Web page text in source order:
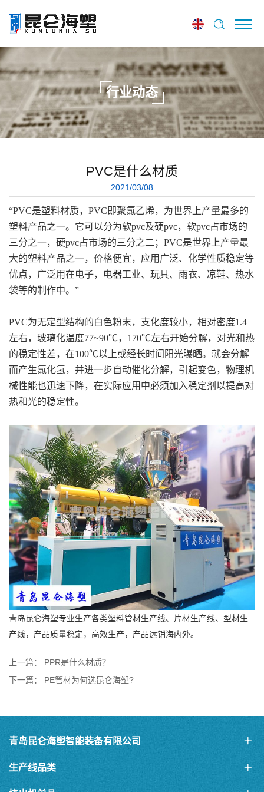
行业动态
PVC是什么材质
2021/03/08
“PVC是塑料材质，PVC即聚氯乙烯，为世界上产量最多的
塑料产品之一。它可以分为软pvc及硬pvc，软pvc占市场的
三分之一，硬pvc占市场的三分之二；PVC是世界上产量最
大的塑料产品之一，价格便宜，应用广泛、化学性质稳定等
优点，广泛用在电子，电器工业、玩具、雨衣、凉鞋、热水
袋等的制作中。 ”
PVC为无定型结构的白色粉末，支化度较小，相对密度1.4
左右，玻璃化温度77~90℃，170℃左右开始分解，对光和热
的稳定性差，在100℃以上或经长时间阳光曝晒。就会分解
而产生氯化氢，并进一步自动催化分解，引起变色，物理机
械性能也迅速下降，在实际应用中必须加入稳定剂以提高对
热和光的稳定性。
青岛昆仑海塑专业生产各类塑料管材生产线、片材生产线、 型材生
产线，产品质量稳定，高效生产，产品远销海内外。
上一篇： PPR是什么材质？
下一篇： PE管材为何选昆仑海塑?
青岛昆仑海塑智能装备有限公司
生产线品类